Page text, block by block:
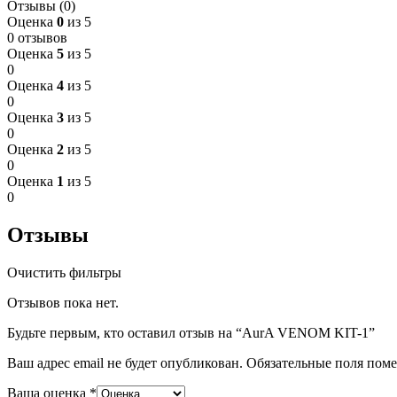
Отзывы (0)
Оценка 0 из 5
0 отзывов
Оценка 5 из 5
0
Оценка 4 из 5
0
Оценка 3 из 5
0
Оценка 2 из 5
0
Оценка 1 из 5
0
Отзывы
Очистить фильтры
Отзывов пока нет.
Будьте первым, кто оставил отзыв на “AurA VENOM KIT-1”
Ваш адрес email не будет опубликован. Обязательные поля
Ваша оценка *